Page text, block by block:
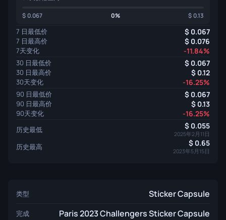
0.067 0% 0.13
7 日最低价 0.067
7 日最高价 0.076
7天变化 -11.84%
30 日最低价 0.067
30 日最高价 0.12
30天变化 -16.25%
90 日最低价 0.067
90 日最高价 0.13
90天变化 -16.25%
历史最低 0.055
2025年2月11日
历史最高 0.65
2023年5月15日
类型 Sticker Capsule
完成 Paris 2023 Challengers Sticker Capsule